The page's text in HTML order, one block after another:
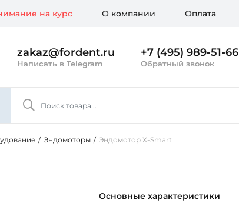
на курс О компании Оплата
zakaz@fordent.ru
Написать в Telegram
+7 (495) 989-51-66
Обратный звонок
/ Эндомоторы / Эндомотор X-Smart
Основные характеристики